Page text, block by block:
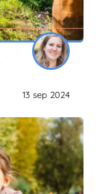
13 sep 2024